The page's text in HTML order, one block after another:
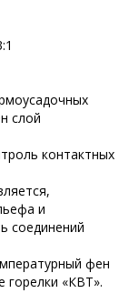
слой
контактных
и
соединений
фен
горелки «КВТ».